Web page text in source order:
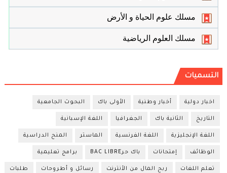
مسلك علوم الحياة و الأرض
مسلك العلوم الرياضية
التسميات
اخبار دولية أخبار وطنية الأولى باك البحوث الجامعية
التاريخ الثانية باك الجغرافيا اللغة الإسبانية
اللغة الإنجليزية اللغة الفرنسية الماستر المنح الدراسية
الوظائف إمتحانات باك حرBAC LIBRE برامج تعليمية
تعلم اللغات ربح المال من الأنترنت رسائل و أطروحات طلبات